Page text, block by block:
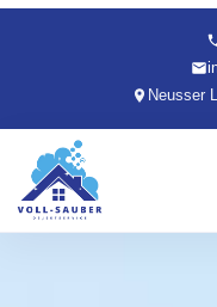
Neusser